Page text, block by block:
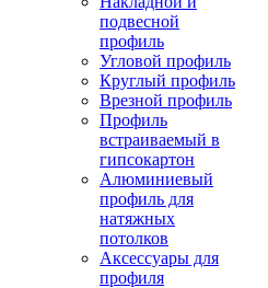
подвесной
профиль
Угловой профиль
Круглый профиль
Врезной профиль
Профиль
встраиваемый в
гипсокартон
Алюминиевый
профиль для
натяжных
потолков
Аксессуары для
профиля